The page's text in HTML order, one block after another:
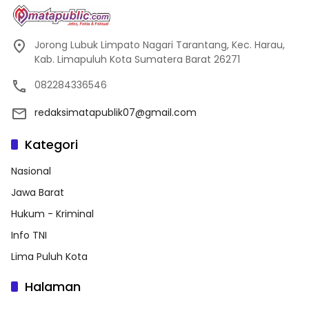
Jorong Lubuk Limpato Nagari Tarantang, Kec. Harau,
Kab. Limapuluh Kota Sumatera Barat 26271
082284336546
redaksimatapublik07@gmail.com
Kategori
Nasional
Jawa Barat
Hukum - Kriminal
Info TNI
Lima Puluh Kota
Halaman